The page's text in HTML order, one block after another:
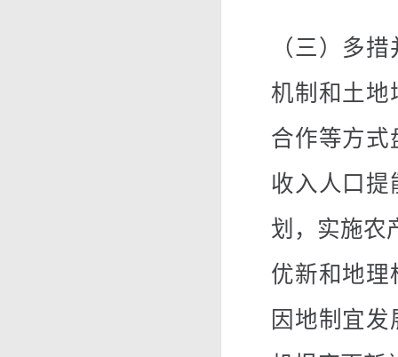
（三）多
机制和土地
合作等方式
收入人口提
划，实施农
优新和地理
因地制宜